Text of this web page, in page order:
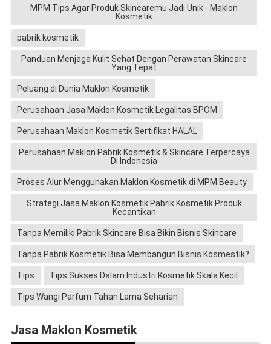
MPM Tips Agar Produk Skincaremu Jadi Unik - Maklon
Kosmetik
pabrik kosmetik
Panduan Menjaga Kulit Sehat Dengan Perawatan Skincare
Yang Tepat
Peluang di Dunia Maklon Kosmetik
Perusahaan Jasa Maklon Kosmetik Legalitas BPOM
Perusahaan Maklon Kosmetik Sertifikat HALAL
Perusahaan Maklon Pabrik Kosmetik & Skincare Terpercaya
Di Indonesia
Proses Alur Menggunakan Maklon Kosmetik di MPM Beauty
Strategi Jasa Maklon Kosmetik Pabrik Kosmetik Produk
Kecantikan
Tanpa Memiliki Pabrik Skincare Bisa Bikin Bisnis Skincare
Tanpa Pabrik Kosmetik Bisa Membangun Bisnis Kosmestik?
Tips Tips Sukses Dalam Industri Kosmetik Skala Kecil
Tips Wangi Parfum Tahan Lama Seharian
Jasa Maklon Kosmetik